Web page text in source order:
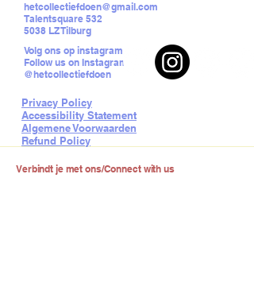
hetcollectiefdoen@gmail.com
Talentsquare 532
5038 LZ Tilburg
Volg ons op instagram
Follow us on Instagram
@hetcollectiefdoen
Privacy Policy
Accessibility Statement
Algemene Voorwaarden
Refund Policy
Verbindt je met ons/Connect with us